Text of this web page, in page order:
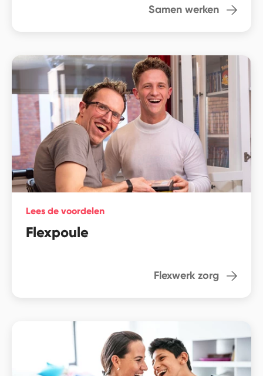
Samen werken
Lees de voordelen
Flexpoule
Flexwerk zorg